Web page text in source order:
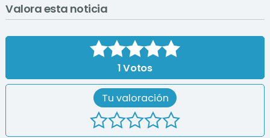
Valora esta noticia
1Votos
Tu valoración